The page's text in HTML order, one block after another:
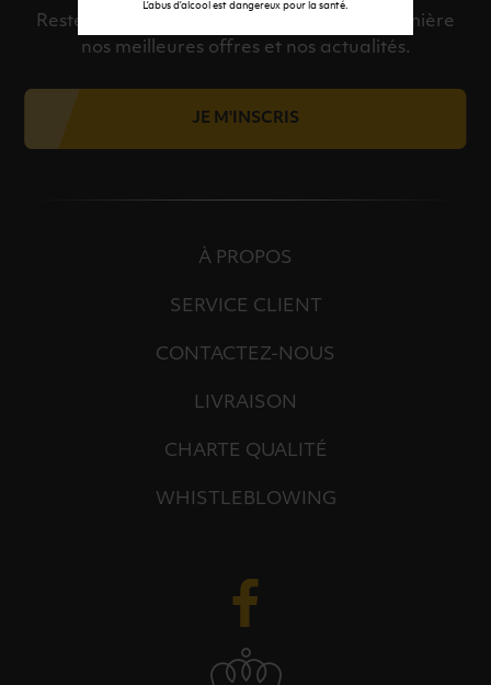
L’abus d’alcool est dangereux pour la santé.
Restez informé et découvrez en avant-première
nos meilleures offres et nos actualités.
JE M'INSCRIS
À PROPOS
SERVICE CLIENT
CONTACTEZ-NOUS
LIVRAISON
CHARTE QUALITÉ
WHISTLEBLOWING